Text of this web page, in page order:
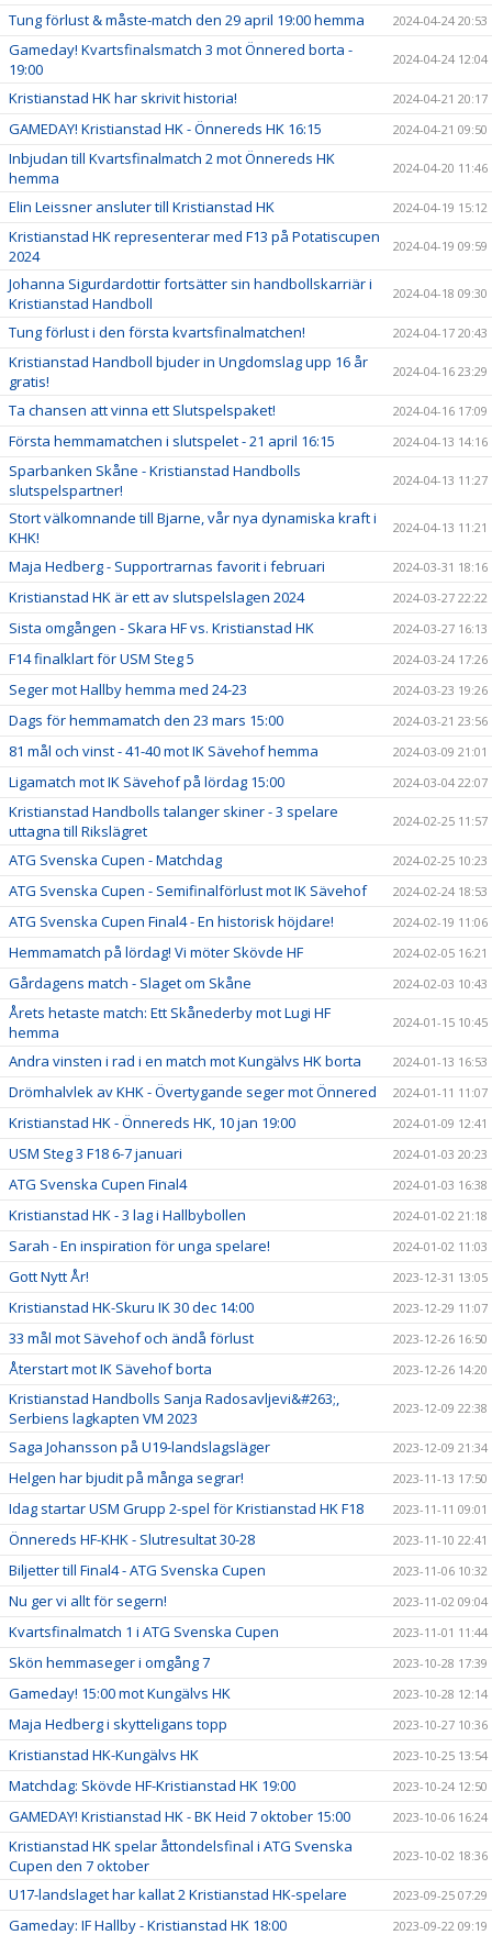
Tung förlust & måste-match den 29 april 19:00 hemma 2024-04-24 20:53
Gameday! Kvartsfinalsmatch 3 mot Önnered borta -
19:00
2024-04-24 12:04
Kristianstad HK har skrivit historia! 2024-04-21 20:17
GAMEDAY! Kristianstad HK - Önnereds HK 16:15 2024-04-21 09:50
Inbjudan till Kvartsfinalmatch 2 mot Önnereds HK
hemma
2024-04-20 11:46
Elin Leissner ansluter till Kristianstad HK 2024-04-19 15:12
Kristianstad HK representerar med F13 på Potatiscupen
2024
2024-04-19 09:59
Johanna Sigurdardottir fortsätter sin handbollskarriär i
Kristianstad Handboll
2024-04-18 09:30
Tung förlust i den första kvartsfinalmatchen! 2024-04-17 20:43
Kristianstad Handboll bjuder in Ungdomslag upp 16 år
gratis!
2024-04-16 23:29
Ta chansen att vinna ett Slutspelspaket! 2024-04-16 17:09
Första hemmamatchen i slutspelet - 21 april 16:15 2024-04-13 14:16
Sparbanken Skåne - Kristianstad Handbolls
slutspelspartner!
2024-04-13 11:27
Stort välkomnande till Bjarne, vår nya dynamiska kraft i
KHK!
2024-04-13 11:21
Maja Hedberg - Supportrarnas favorit i februari 2024-03-31 18:16
Kristianstad HK är ett av slutspelslagen 2024 2024-03-27 22:22
Sista omgången - Skara HF vs. Kristianstad HK 2024-03-27 16:13
F14 finalklart för USM Steg 5 2024-03-24 17:26
Seger mot Hallby hemma med 24-23 2024-03-23 19:26
Dags för hemmamatch den 23 mars 15:00 2024-03-21 23:56
81 mål och vinst - 41-40 mot IK Sävehof hemma 2024-03-09 21:01
Ligamatch mot IK Sävehof på lördag 15:00 2024-03-04 22:07
Kristianstad Handbolls talanger skiner - 3 spelare
uttagna till Rikslägret
2024-02-25 11:57
ATG Svenska Cupen - Matchdag 2024-02-25 10:23
ATG Svenska Cupen - Semifinalförlust mot IK Sävehof 2024-02-24 18:53
ATG Svenska Cupen Final4 - En historisk höjdare! 2024-02-19 11:06
Hemmamatch på lördag! Vi möter Skövde HF 2024-02-05 16:21
Gårdagens match - Slaget om Skåne 2024-02-03 10:43
Årets hetaste match: Ett Skånederby mot Lugi HF
hemma
2024-01-15 10:45
Andra vinsten i rad i en match mot Kungälvs HK borta 2024-01-13 16:53
Drömhalvlek av KHK - Övertygande seger mot Önnered 2024-01-11 11:07
Kristianstad HK - Önnereds HK, 10 jan 19:00 2024-01-09 12:41
USM Steg 3 F18 6-7 januari 2024-01-03 20:23
ATG Svenska Cupen Final4 2024-01-03 16:38
Kristianstad HK - 3 lag i Hallbybollen 2024-01-02 21:18
Sarah - En inspiration för unga spelare! 2024-01-02 11:03
Gott Nytt År! 2023-12-31 13:05
Kristianstad HK-Skuru IK 30 dec 14:00 2023-12-29 11:07
33 mål mot Sävehof och ändå förlust 2023-12-26 16:50
Återstart mot IK Sävehof borta 2023-12-26 14:20
Kristianstad Handbolls Sanja Radosavljevi&#263;,
Serbiens lagkapten VM 2023
2023-12-09 22:38
Saga Johansson på U19-landslagsläger 2023-12-09 21:34
Helgen har bjudit på många segrar! 2023-11-13 17:50
Idag startar USM Grupp 2-spel för Kristianstad HK F18 2023-11-11 09:01
Önnereds HF-KHK - Slutresultat 30-28 2023-11-10 22:41
Biljetter till Final4 - ATG Svenska Cupen 2023-11-06 10:32
Nu ger vi allt för segern! 2023-11-02 09:04
Kvartsfinalmatch 1 i ATG Svenska Cupen 2023-11-01 11:44
Skön hemmaseger i omgång 7 2023-10-28 17:39
Gameday! 15:00 mot Kungälvs HK 2023-10-28 12:14
Maja Hedberg i skytteligans topp 2023-10-27 10:36
Kristianstad HK-Kungälvs HK 2023-10-25 13:54
Matchdag: Skövde HF-Kristianstad HK 19:00 2023-10-24 12:50
GAMEDAY! Kristianstad HK - BK Heid 7 oktober 15:00 2023-10-06 16:24
Kristianstad HK spelar åttondelsfinal i ATG Svenska
Cupen den 7 oktober
2023-10-02 18:36
U17-landslaget har kallat 2 Kristianstad HK-spelare 2023-09-25 07:29
Gameday: IF Hallby - Kristianstad HK 18:00 2023-09-22 09:19